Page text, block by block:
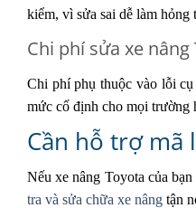
kiểm, vì sửa sai dễ làm hỏng
Chi phí sửa xe
Chi phí phụ thuộc vào lỗi
mức cố định cho mọi trường
Cần hỗ trợ mã
Nếu xe nâng Toyota của
tra và sửa chữa xe nâng tận